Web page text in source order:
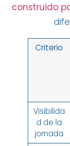
construido
Criterio
Visibilida
d de la
jornada